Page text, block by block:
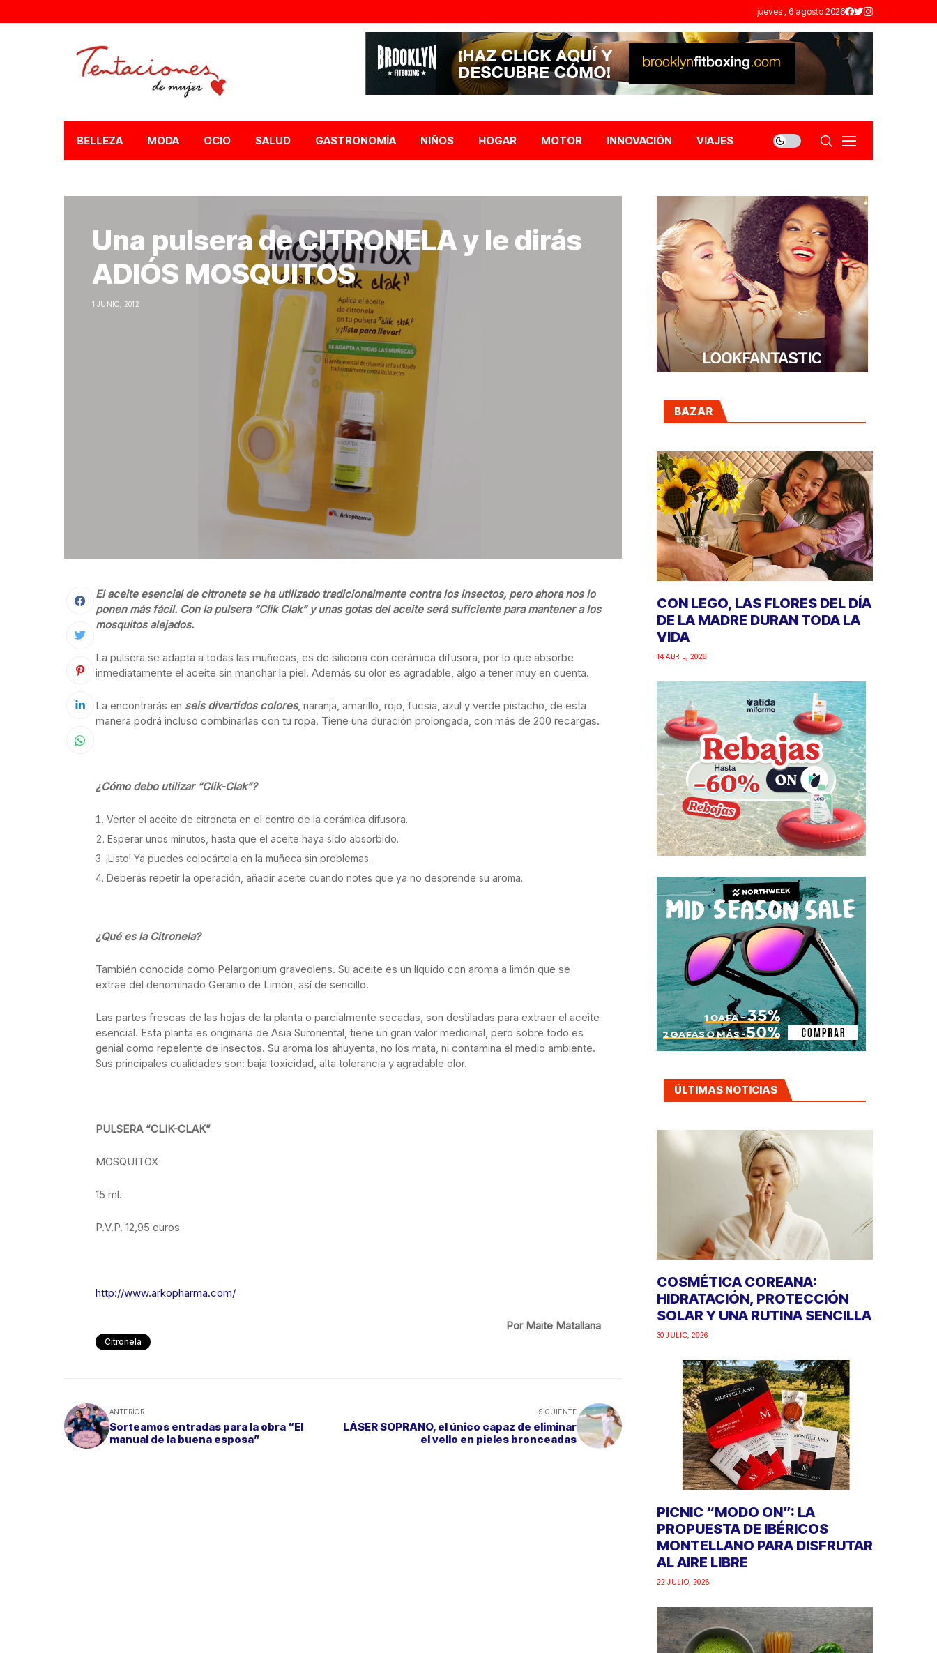
jueves , 6 agosto 2026
BELLEZA MODA OCIO SALUD GASTRONOMÍA NIÑOS HOGAR MOTOR INNOVACIÓN VIAJES
Una pulsera de CITRONELA y le dirás
ADIÓS MOSQUITOS
1 JUNIO, 2012
El aceite esencial de citroneta se ha utilizado tradicionalmente contra los insectos, pero ahora nos lo
ponen más fácil. Con la pulsera “Clik Clak” y unas gotas del aceite será suficiente para mantener a los
mosquitos alejados.
La pulsera se adapta a todas las muñecas, es de silicona con cerámica difusora, por lo que absorbe
inmediatamente el aceite sin manchar la piel. Además su olor es agradable, algo a tener muy en cuenta.
La encontrarás en seis divertidos colores, naranja, amarillo, rojo, fucsia, azul y verde pistacho, de esta
manera podrá incluso combinarlas con tu ropa. Tiene una duración prolongada, con más de 200 recargas.
¿Cómo debo utilizar “Clik-Clak”?
Verter el aceite de citroneta en el centro de la cerámica difusora.
Esperar unos minutos, hasta que el aceite haya sido absorbido.
¡Listo! Ya puedes colocártela en la muñeca sin problemas.
Deberás repetir la operación, añadir aceite cuando notes que ya no desprende su aroma.
¿Qué es la Citronela?
También conocida como Pelargonium graveolens. Su aceite es un líquido con aroma a limón que se
extrae del denominado Geranio de Limón, así de sencillo.
Las partes frescas de las hojas de la planta o parcialmente secadas, son destiladas para extraer el aceite
esencial. Esta planta es originaria de Asia Suroriental, tiene un gran valor medicinal, pero sobre todo es
genial como repelente de insectos. Su aroma los ahuyenta, no los mata, ni contamina el medio ambiente.
Sus principales cualidades son: baja toxicidad, alta tolerancia y agradable olor.
PULSERA “CLIK-CLAK”
MOSQUITOX
15 ml.
P.V.P. 12,95 euros
http://www.arkopharma.com/
Por Maite Matallana
Citronela
ANTERIOR
Sorteamos entradas para la obra “El
manual de la buena esposa”
SIGUIENTE
LÁSER SOPRANO, el único capaz de eliminar
el vello en pieles bronceadas
BAZAR
CON LEGO, LAS FLORES DEL DÍA
DE LA MADRE DURAN TODA LA
VIDA
14 ABRIL, 2026
ÚLTIMAS NOTICIAS
COSMÉTICA COREANA:
HIDRATACIÓN, PROTECCIÓN
SOLAR Y UNA RUTINA SENCILLA
30 JULIO, 2026
PICNIC “MODO ON”: LA
PROPUESTA DE IBÉRICOS
MONTELLANO PARA DISFRUTAR
AL AIRE LIBRE
22 JULIO, 2026